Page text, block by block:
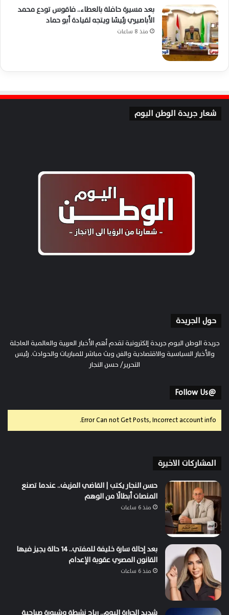
بعد مسيرة حافلة بالعطاء.. فاقوس تودع محمد
الأباصيري رئيسًا ويتجه لقيادة أبو حماد
منذ 8 ساعات
شعار جريدة الوطن اليوم
حول الجريدة
جريدة الوطن اليوم جريدة إلكترونية تقدم أهم الأخبار العربية والعالمية العاجلة
والأخبار السياسية والاقتصادية والفن وبث مباشر للمباريات والحوادث. رئيس
التحرير/ حسن النجار
@Follow Us
Error Can not Get Posts, Incorrect account info.
المشاركات الاخيرة
حسن النجار يكتب | القاضي المزيف.. عندما تصنع
المنصات أبطالًا من الوهم
منذ 6 ساعات
بعد إحالة سارة خليفة للمفتي.. 14 حالة يجيز فيها
القانون المصري عقوبة الإعدام
منذ 6 ساعات